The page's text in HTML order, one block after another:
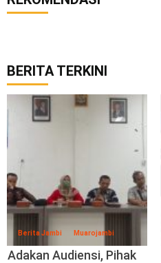
BERITA TERKINI
Berita Jambi Muarojambi
Adakan Audiensi, Pihak